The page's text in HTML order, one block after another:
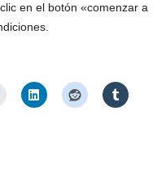
en el botón «comenzar a